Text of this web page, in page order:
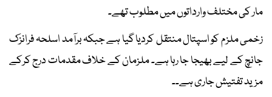
مار کی مختلف وارداتوں میں مطلوب تھے۔
زخمی ملزم کو اسپتال منتقل کردیا گیا ہے جبکہ برآمد اسلحہ فرانزک
جانچ کے لیے بھیجا جا رہا ہے۔ ملزمان کے خلاف مقدمات درج کرکے
مزید تفتیش جاری ہے۔۔